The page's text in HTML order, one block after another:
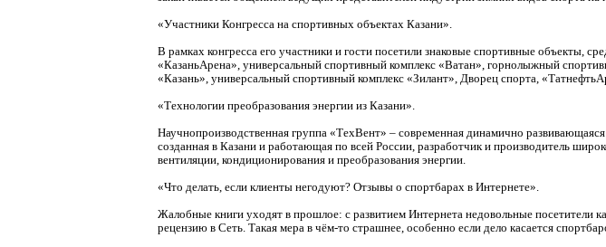
«Участники Конгресса на спортивных объектах Казани».
В рамках конгресса его участники и гости посетили знаковые спортивные объекты,
«Казань­Арена», универсальный спортивный комплекс «Ватан», горнолыжный
«Казань», универсальный спортивный комплекс «Зилант», Дворец спорта,
«Технологии преобразования энергии из Казани».
Научно­производственная группа «ТехВент» – современная динамично
созданная в Казани и работающая по всей России, разработчик и производитель
вентиляции, кондиционирования и преобразования энергии.
«Что делать, если клиенты негодуют? Отзывы о спортбарах в Интернете».
Жалобные книги уходят в прошлое: с развитием Интернета недовольные посетители
рецензию в Сеть. Такая мера в чём­-то страшнее, особенно если дело касается